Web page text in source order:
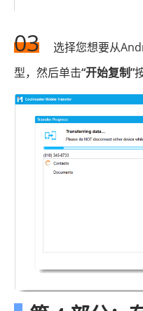
03
选择您想要从
型，然后单击“开始复制”